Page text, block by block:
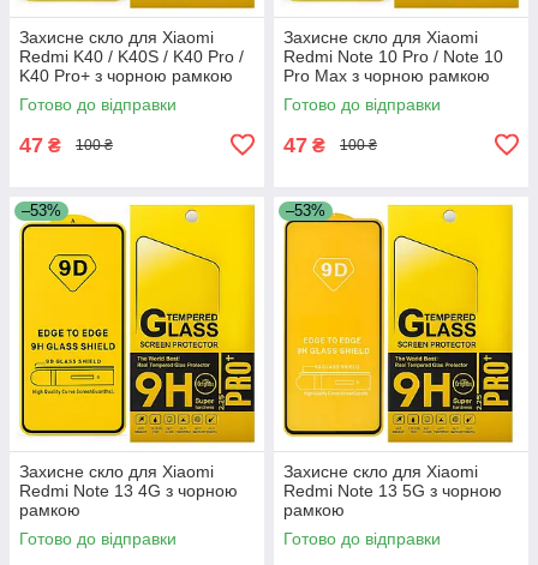
Захисне скло для Xiaomi
Redmi K40 / K40S / K40 Pro /
K40 Pro+ з чорною рамкою
Готово до відправки
47 ₴ 100 ₴
Захисне скло для Xiaomi
Redmi Note 10 Pro / Note 10
Pro Max з чорною рамкою
Готово до відправки
47 ₴ 100 ₴
–53%
Захисне скло для Xiaomi
Redmi Note 13 4G з чорною
рамкою
Готово до відправки
–53%
Захисне скло для Xiaomi
Redmi Note 13 5G з чорною
рамкою
Готово до відправки